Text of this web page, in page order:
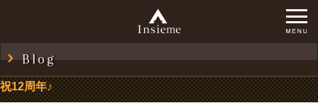
Blog
祝12周年♪